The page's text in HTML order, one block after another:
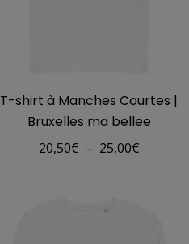
T-shirt à Manches Courtes |
Bruxelles ma bellee
20,50€ – 25,00€Plage